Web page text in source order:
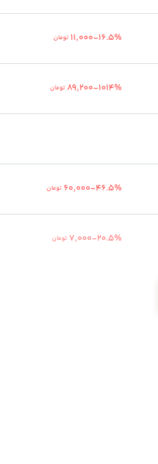
16.5%
-
11,000 تومان
1014%
-
89,200 تومان
46.5%
-
60,000 تومان
20.5%
-
7,000 تومان